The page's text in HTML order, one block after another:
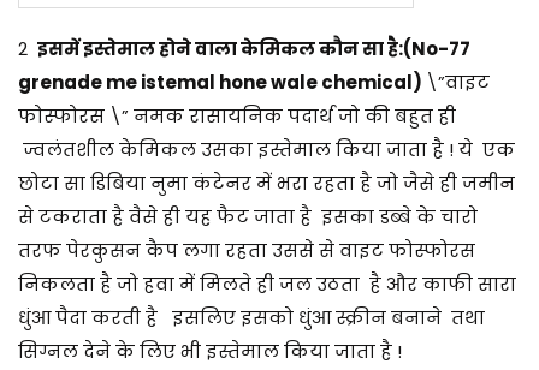
2 इसमें इस्तेमाल होने वाला केमिकल कौन सा है:(No-77
grenade me istemal hone wale chemical) \”वाइट
फोस्फोरस \” नमक रासायनिक पदार्थ जो की बहुत ही
ज्वलंतशील केमिकल उसका इस्तेमाल किया जाता है ! ये एक
छोटा सा डिबिया नुमा कंटेनर में भरा रहता है जो जैसे ही जमीन
से टकराता है वैसे ही यह फैट जाता है इसका डब्बे के चारो
तरफ पेरकुसन कैप लगा रहता उससे से वाइट फोस्फोरस
निकलता है जो हवा में मिलते ही जल उठता है और काफी सारा
धुंआ पैदा करती है इसलिए इसको धुंआ स्क्रीन बनाने तथा
सिग्नल देने के लिए भी इस्तेमाल किया जाता है !